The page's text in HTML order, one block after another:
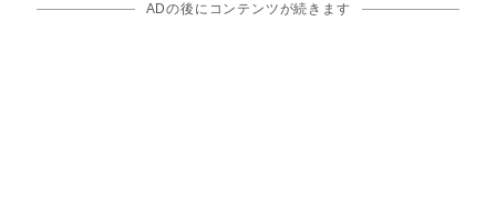
ADの後にコンテンツが続きます